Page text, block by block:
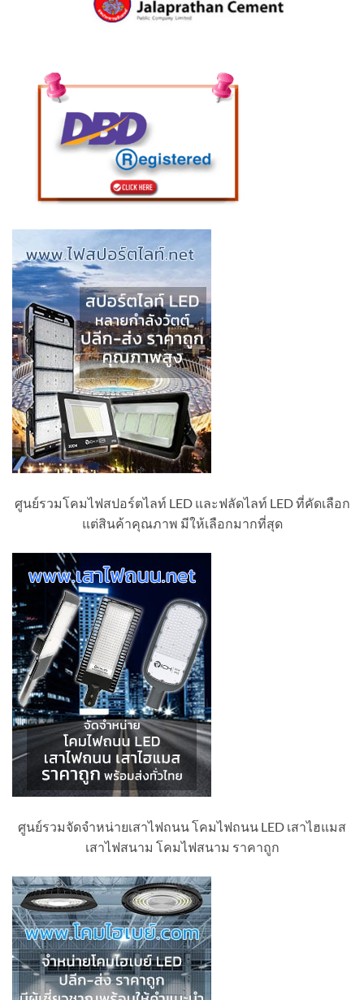
ศูนย์รวมโคมไฟสปอร์ตไลท์ LED และฟลัดไลท์ LED ที่คัดเลือก
แต่สินค้าคุณภาพ มีให้เลือกมากที่สุด
ศูนย์รวมจัดจำหน่ายเสาไฟถนน โคมไฟถนน LED เสาไฮแมส
เสาไฟสนาม โคมไฟสนาม ราคาถูก